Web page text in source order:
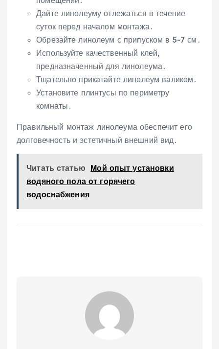
Дайте линолеуму отлежаться в течение
суток перед началом монтажа․
Обрезайте линолеум с припуском в 5-7 см․
Используйте качественный клей,
предназначенный для линолеума․
Тщательно прикатайте линолеум валиком․
Установите плинтусы по периметру
комнаты․
Правильный монтаж линолеума обеспечит его
долговечность и эстетичный внешний вид․
Читать статью Мой опыт установки
водяного пола от горячего
водоснабжения